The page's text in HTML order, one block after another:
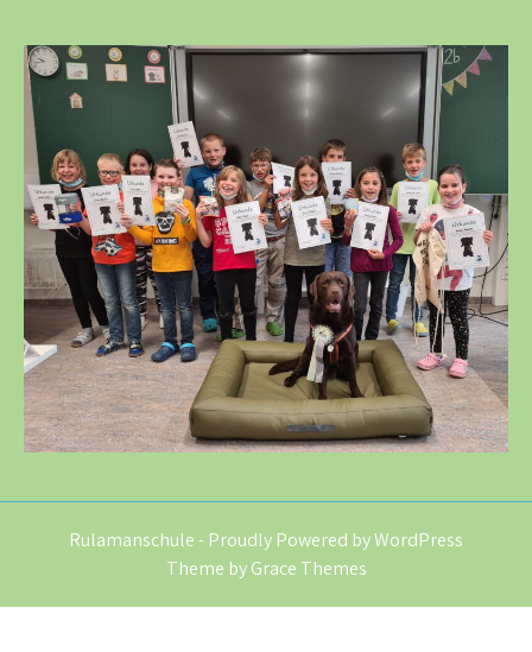
Rulamanschule - Proudly Powered by WordPress
Theme by Grace Themes